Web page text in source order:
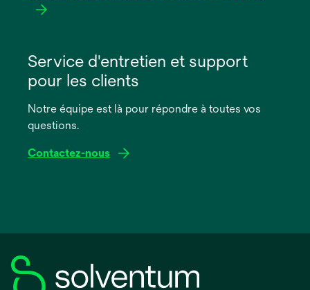
dans
nouvel
onglet
Service d'entretien et support
pour les clients
Notre équipe est là pour répondre à toutes vos
questions.
Contactez-nous